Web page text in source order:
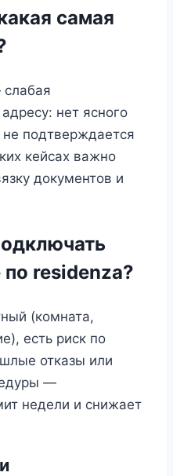
самая
нет ясного
подтверждается
кейсах важно
документов и
residenza?
(комната,
есть риск по
отказы или
—
недели и снижает